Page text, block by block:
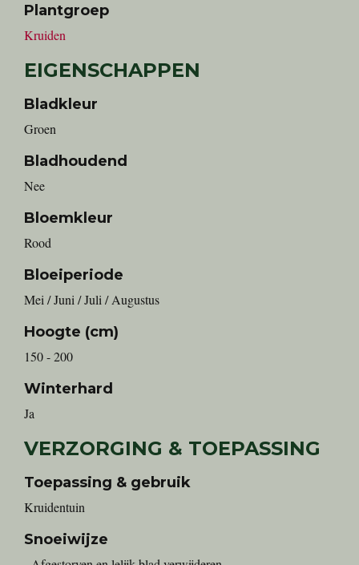
Plantgroep
Kruiden
EIGENSCHAPPEN
Bladkleur
Groen
Bladhoudend
Nee
Bloemkleur
Rood
Bloeiperiode
Mei / Juni / Juli / Augustus
Hoogte (cm)
150 - 200
Winterhard
Ja
VERZORGING & TOEPASSING
Toepassing & gebruik
Kruidentuin
Snoeiwijze